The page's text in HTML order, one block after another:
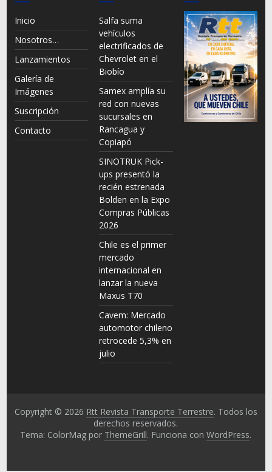
Inicio
Nosotros…
Lanzamientos
Galería de
Imágenes
Suscripción
Contacto
Salfa suma
vehículos
electrificados de
Chevrolet en el
Biobío
Samex amplía su
red con nuevas
sucursales en
Rancagua y
Copiapó
SINOTRUK Pick-
ups presentó la
recién estrenada
Bolden en la Expo
Compras Públicas
2026
Chile es el primer
mercado
internacional en
lanzar la nueva
Maxus T70
Cavem: Mercado
automotor chileno
retrocede 5,3% en
julio
Copyright © 2026 Rtt Revista Transporte Terrestre. Todos los
derechos reservados.
Tema: ColorMag por ThemeGrill. Funciona conWordPress.